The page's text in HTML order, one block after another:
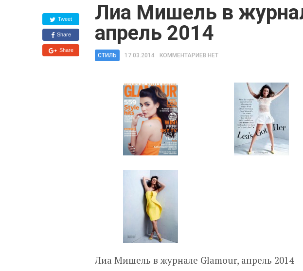
Tweet
Share
Share
Лиа Мишель в
апрель 2014
СТИЛЬ 17.03.2014 КОММЕНТАРИЕВ НЕТ
Лиа Мишель в журнале Glamour, апрель 2014